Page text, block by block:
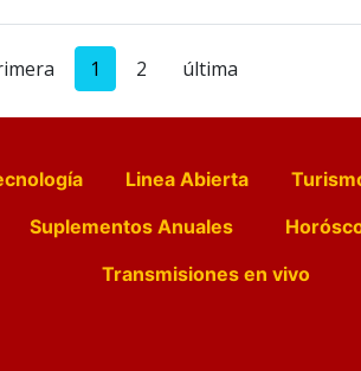
1 2 última
Linea Abierta
Suplementos Anuales
Transmisiones en vivo